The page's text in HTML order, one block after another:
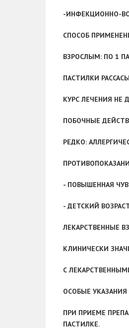
-ИНФЕКЦИОННО-
СПОСОБ
ВЗРОСЛЫМ: ПО 1
ПАСТИЛКИ
КУРС ЛЕЧЕНИЯ НЕ
ПОБОЧНЫЕ
РЕДКО:
- ПОВЫШЕННАЯ
- ДЕТСКИЙ
ЛЕКАРСТВЕННЫЕ
КЛИНИЧЕСКИ
С
ОСОБЫЕ УКАЗАНИЯ
ПРИ ПРИЕМЕ
ПАСТИЛКЕ.